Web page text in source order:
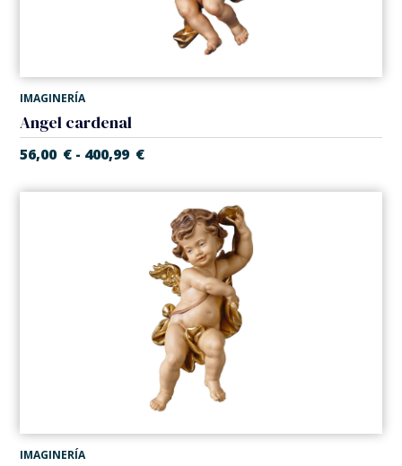
IMAGINERÍA
Angel cardenal
56,00 € - 400,99 €
IMAGINERÍA